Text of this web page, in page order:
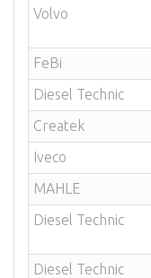
Volvo
FeBi
Diesel Technic
Createk
Iveco
MAHLE
Diesel Technic
Diesel Technic